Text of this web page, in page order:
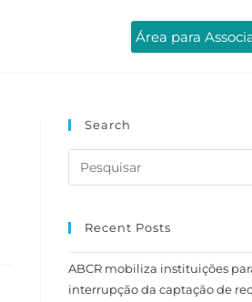
Área para
Search
Recent Posts
ABCR mobiliza instituições
interrupção da captação de